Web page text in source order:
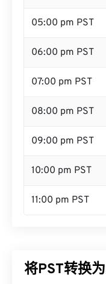
05:00 pm PST
06:00 pm PST
07:00 pm PST
08:00 pm PST
09:00 pm PST
10:00 pm PST
11:00 pm PST
将PST转换